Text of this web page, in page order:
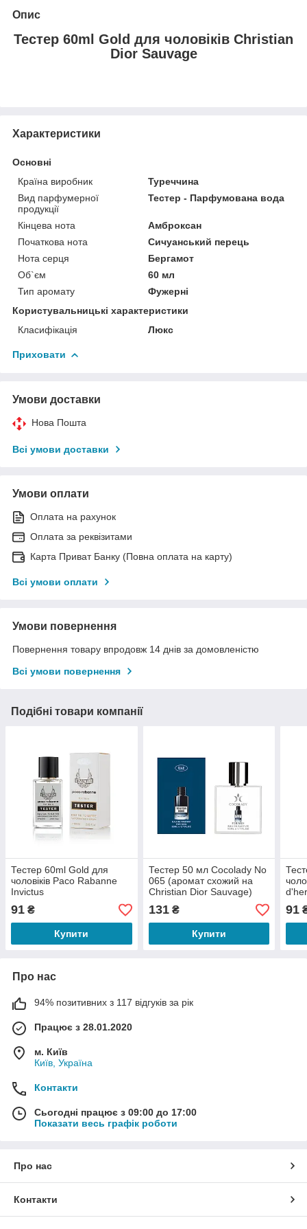
Опис
Тестер 60ml Gold для чоловіків Christian
Dior Sauvage
Характеристики
Основні
Країна виробник
Туреччина
Вид парфумерної
продукції
Тестер - Парфумована вода
Кінцева нота
Амброксан
Початкова нота
Сичуанський перець
Нота серця
Бергамот
Об`єм
60 мл
Тип аромату
Фужерні
Користувальницькі характеристики
Класифікація
Люкс
Приховати
Умови доставки
Нова Пошта
Всі умови доставки
Умови оплати
Оплата на рахунок
Оплата за реквізитами
Карта Приват Банку (Повна оплата на карту)
Всі умови оплати
Умови повернення
Повернення товару впродовж 14 днів за домовленістю
Всі умови повернення
Подібні товари компанії
Тестер 60ml Gold для
чоловіків Paco Rabanne
Invictus
91 ₴
Купити
Тестер 50 мл Cocolady No
065 (аромат схожий на
Christian Dior Sauvage)
131₴
Купити
91
Про нас
94% позитивних з 117 відгуків за рік
Працює з 28.01.2020
м. Київ
Київ, Україна
Контакти
Сьогодні працює з 09:00 до 17:00
Показати весь графік роботи
Про нас
Контакти